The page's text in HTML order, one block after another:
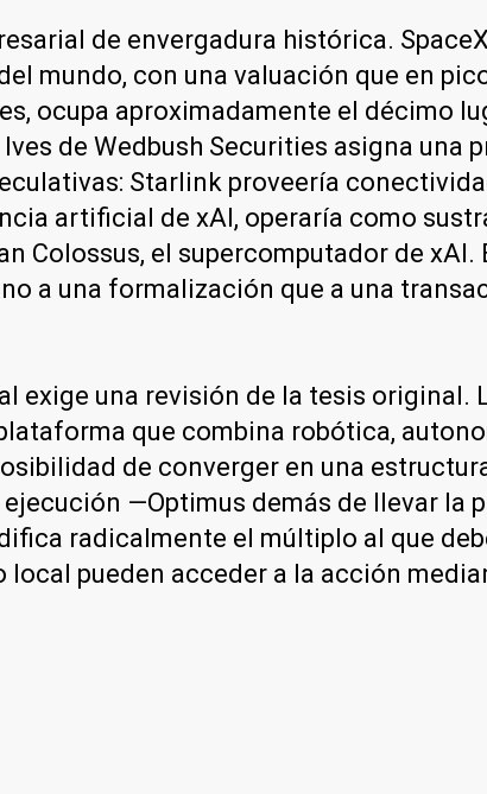
de envergadura histórica.
mundo, con una valuación que en
ocupa aproximadamente el décimo
de Wedbush Securities asigna una
Starlink proveería
artificial de xAI, operaría como
Colossus, el supercomputador de
a una formalización que a una
exige una revisión de la tesis original.
que combina robótica,
de converger en una
—Optimus demás de llevar la
radicalmente el múltiplo al que
pueden acceder a la acción